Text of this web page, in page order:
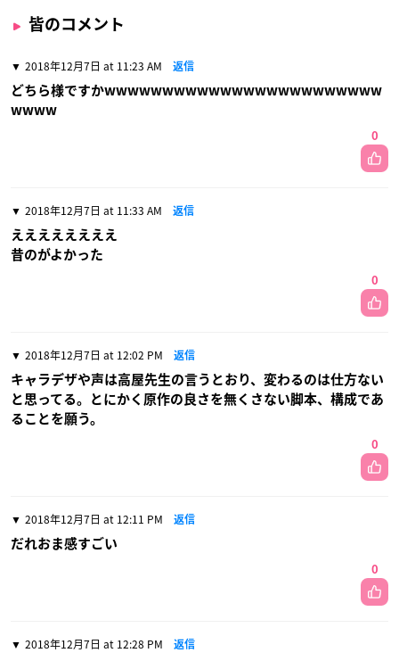
皆のコメント
2018年12月7日 at 11:23 AM 返信
どちら様ですかwwwwwwwwwwwwwwwwwwwwwwww
wwww
0
2018年12月7日 at 11:33 AM 返信
ええええええええ
昔のがよかった
0
2018年12月7日 at 12:02 PM 返信
キャラデザや声は高屋先生の言うとおり、変わるのは仕方ない
と思ってる。とにかく原作の良さを無くさない脚本、構成であ
ることを願う。
0
2018年12月7日 at 12:11 PM 返信
だれおま感すごい
0
2018年12月7日 at 12:28 PM 返信